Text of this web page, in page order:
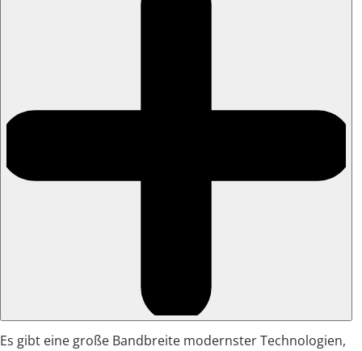
Es gibt eine große Bandbreite modernster Technologien,